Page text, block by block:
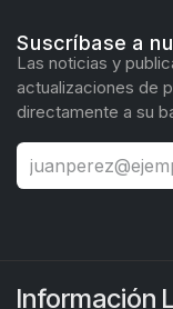
Suscríbase a
Las noticias y
actualizaciones de
directamente a su
Información